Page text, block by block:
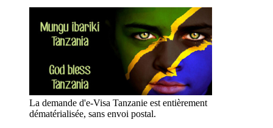
La demande d'e-Visa Tanzanie est entièrement
dématérialisée, sans envoi postal.